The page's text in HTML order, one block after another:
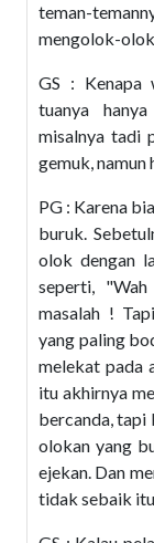
teman-
mengolok-
GS : Kenapa
tuanya
misalnya tadi
gemuk,
PG : Karena
buruk.
olok dengan
seperti,
masalah !
yang paling
melekat pada
itu akhirnya
bercanda, tapi
olokan yang
ejekan. Dan
tidak sebaik